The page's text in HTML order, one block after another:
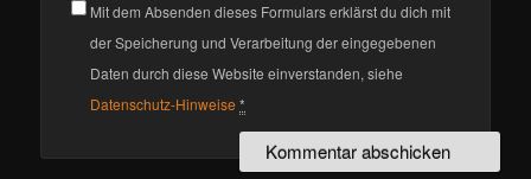
Mit dem Absenden dieses Formulars erklärst du dich mit
der Speicherung und Verarbeitung der eingegebenen
Daten durch diese Website einverstanden, siehe
Datenschutz-Hinweise *